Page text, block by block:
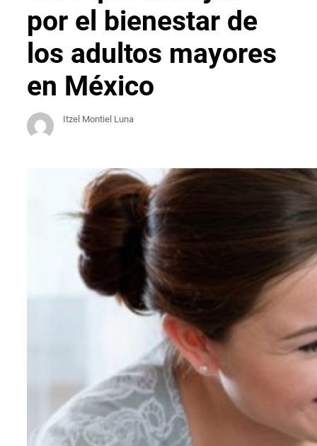
por el bienestar de
los adultos mayores
en México
Itzel Montiel Luna